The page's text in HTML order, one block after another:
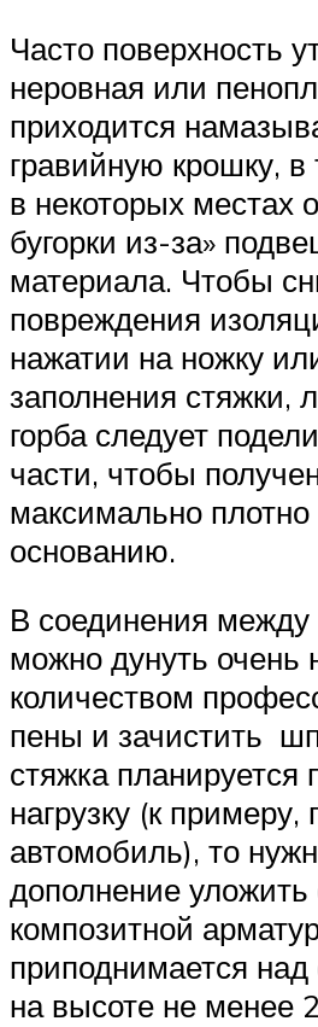
Часто поверхность
неровная или
приходится
гравийную крошку, в
в некоторых местах
бугорки из-за»
материала. Чтобы
повреждения
нажатии на ножку
заполнения стяжки,
горба следует
части, чтобы
максимально плотно
основанию.
В соединения
можно дунуть
количеством
пены и зачистить
стяжка планируется
нагрузку (к примеру,
автомобиль), то
дополнение уложить
композитной
приподнимается
на высоте не менее